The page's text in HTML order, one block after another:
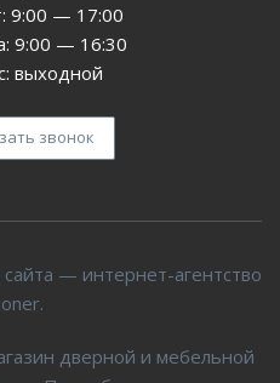
9:00 — 17:00
9:00 — 16:30
выходной
звонок
— интернет-агентство
дверной и мебельной